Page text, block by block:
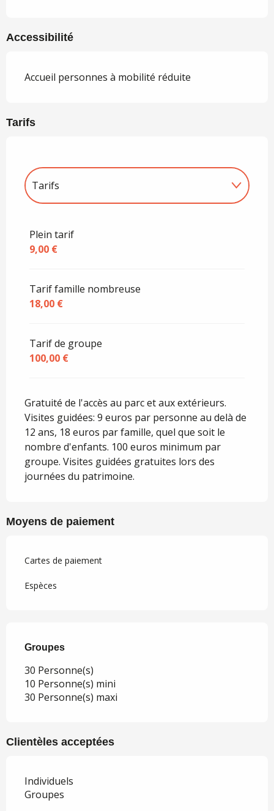
Accessibilité
Accueil personnes à mobilité réduite
Tarifs
Tarifs
Plein tarif
9,00 €
Tarif famille nombreuse
18,00 €
Tarif de groupe
100,00 €
Gratuité de l'accès au parc et aux extérieurs.
Visites guidées: 9 euros par personne au delà de
12 ans, 18 euros par famille, quel que soit le
nombre d'enfants. 100 euros minimum par
groupe. Visites guidées gratuites lors des
journées du patrimoine.
Moyens de paiement
Cartes de paiement
Espèces
Groupes
Groupes
30 Personne(s)
10 Personne(s) mini
30 Personne(s) maxi
Clientèles acceptées
Individuels
Groupes